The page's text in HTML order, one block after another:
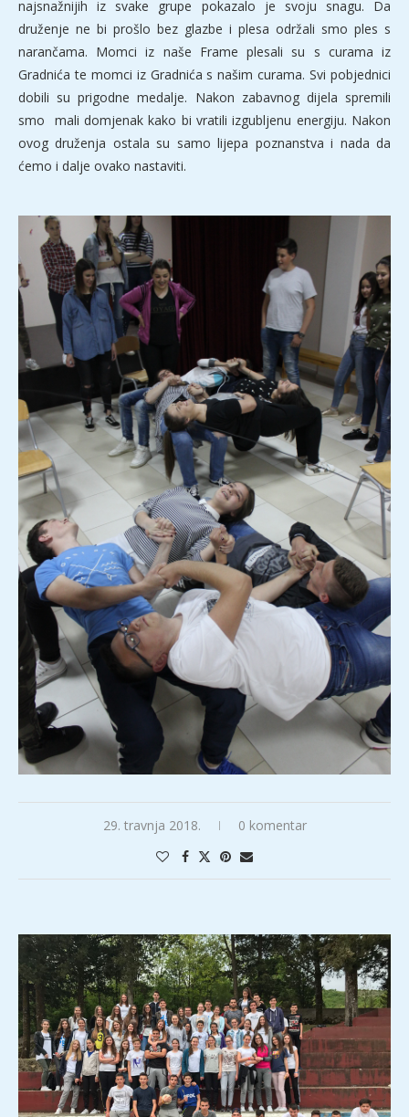
najsnažnijih iz svake grupe pokazalo je svoju snagu. Da
druženje ne bi prošlo bez glazbe i plesa održali smo ples s
narančama. Momci iz naše Frame plesali su s curama iz
Gradnića te momci iz Gradnića s našim curama. Svi pobjednici
dobili su prigodne medalje. Nakon zabavnog dijela spremili
smo mali domjenak kako bi vratili izgubljenu energiju. Nakon
ovog druženja ostala su samo lijepa poznanstva i nada da
ćemo i dalje ovako nastaviti.
29. travnja 2018. 0 komentar